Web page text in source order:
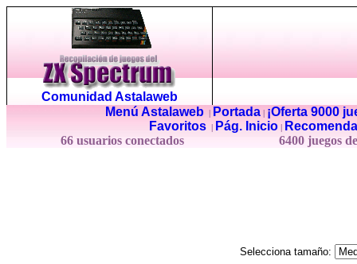
Comunidad Astalaweb
Menú Astalaweb| Portada|
¡Oferta 9000
Favoritos
Pág. Inicio
66 usuarios conectados
6400 juegos
Selecciona tamaño: